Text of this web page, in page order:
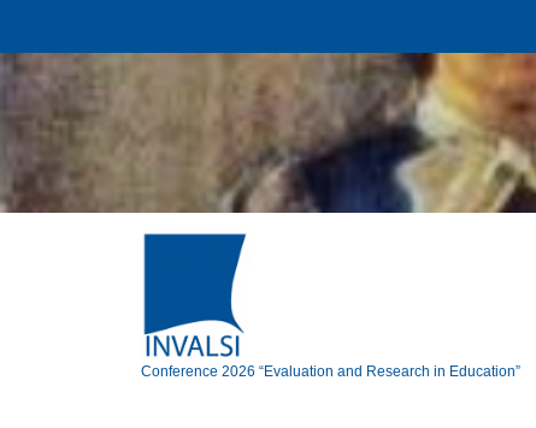
contenuto
Conference 2026 “Evaluation and Research in Education”